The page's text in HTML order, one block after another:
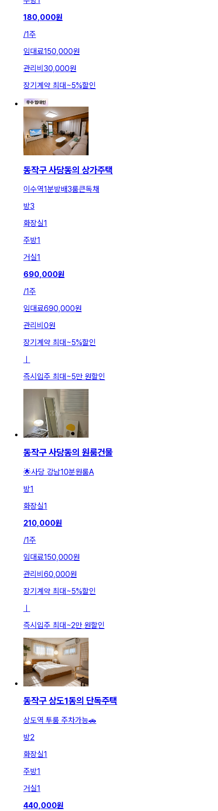
180,000원
/1주
임대료150,000원
관리비 30,000원
장기계약 최대~5%할인
동작구 사당동의 상가주택
이수역1분방배3룸큰독채
방3
화장실1
주방1
거실1
690,000원
/1주
임대료690,000원
관리비 0원
장기계약 최대 ~5%할인
즉시입주 최대 ~5만 원할인
동작구 사당동의 원룸건물
🌟사당 강남10분원룸A
방1
화장실1
210,000원
/1주
임대료150,000원
관리비 60,000원
장기계약 최대~5%할인
ㅣ
즉시입주 최대~2만 원할인
동작구 상도1동의 단독주택
상도역 투룸 주차가능🚗
방2
화장실1
주방1
거실1
440,000원